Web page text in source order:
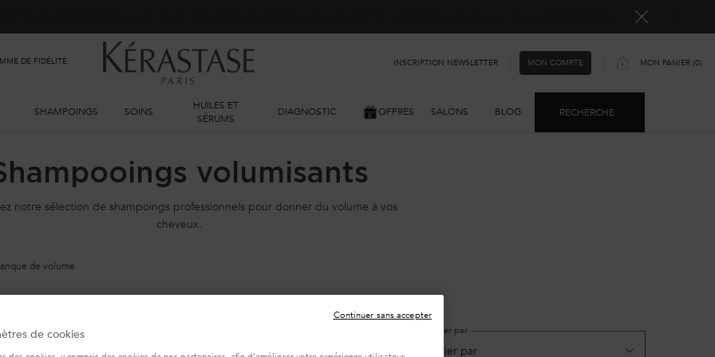
DE FIDÉLITÉ INSCRIPTION NEWSLETTER MON COMPTE MON PANIER 0
0 PRODUIT
SHAMPOINGS SOINS
HUILES ET
SÉRUMS
DIAGNOSTIC OFFRES SALONS BLOG RECHERCHE
volumisants
notre sélection de shampoings professionnels pour donner du volume à vos
cheveux.
de volume
(3 produits)
Trier par
de cookies
Continuer sans accepter